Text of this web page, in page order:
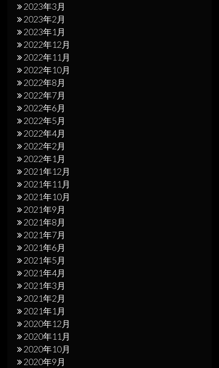
2023年3月
2023年2月
2023年1月
2022年12月
2022年11月
2022年10月
2022年8月
2022年7月
2022年6月
2022年5月
2022年4月
2022年2月
2022年1月
2021年12月
2021年11月
2021年10月
2021年9月
2021年8月
2021年7月
2021年6月
2021年5月
2021年4月
2021年3月
2021年2月
2021年1月
2020年12月
2020年11月
2020年10月
2020年9月